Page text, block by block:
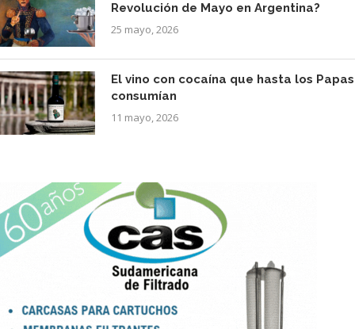
Revolución de Mayo en Argentina?
25 mayo, 2026
El vino con cocaína que hasta los Papas
consumían
11 mayo, 2026